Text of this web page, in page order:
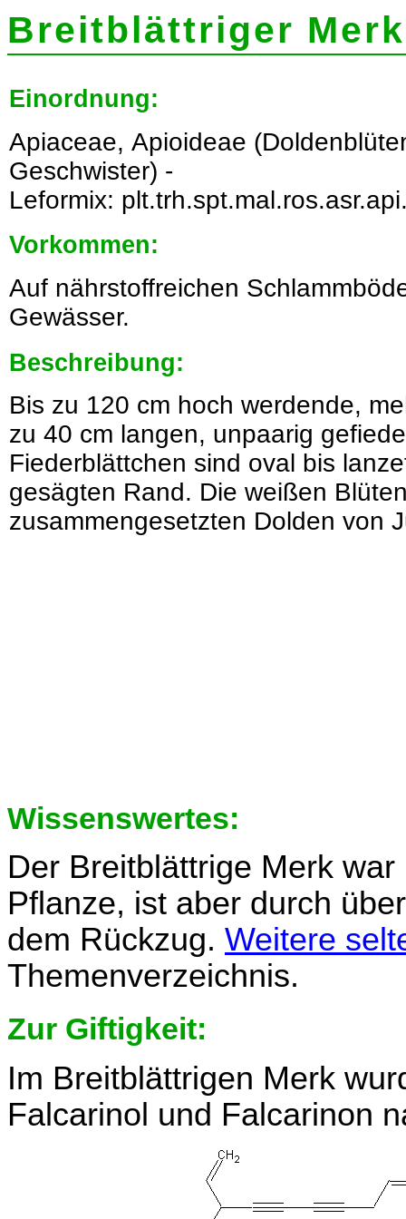
Breitblättriger
Einordnung:
Apiaceae, Apioideae
Geschwister) -
Leformix:
Vorkommen:
Auf nährstoffreichen
Gewässer.
Beschreibung:
Bis zu 120 cm hoch werdende,
zu 40 cm langen, unpaarig
Fiederblättchen sind oval bis
gesägten Rand. Die weißen
zusammengesetzten Dolden von
Wissenswertes:
Der Breitblättrige Merk
Pflanze, ist aber durch
dem Rückzug. Weitere
Themenverzeichnis.
Zur Giftigkeit:
Im Breitblättrigen Merk
Falcarinol und Falcarinon